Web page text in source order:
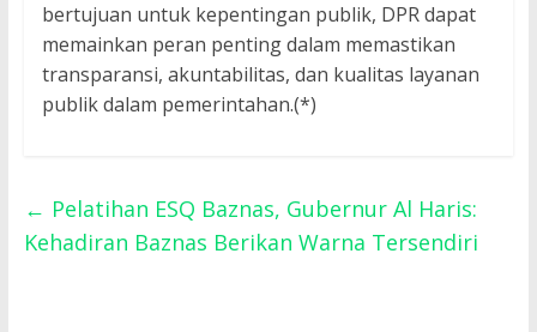
bertujuan untuk kepentingan publik, DPR dapat
memainkan peran penting dalam memastikan
transparansi, akuntabilitas, dan kualitas layanan
publik dalam pemerintahan.(*)
← Pelatihan ESQ Baznas, Gubernur Al Haris:
Kehadiran Baznas Berikan Warna Tersendiri